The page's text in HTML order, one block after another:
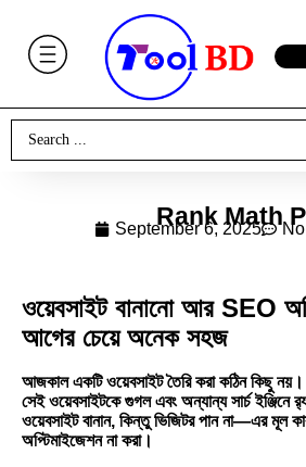
Rank Math
September 6, 2025
ওয়েবসাইট বানানো আর SEO
আগের চেয়ে অনেক সহজ
আজকাল একটি ওয়েবসাইট তৈরি করা কঠিন কিছু
সেই ওয়েবসাইটকে গুগল এবং অন্যান্য সার্চ ইঞ্জিনে
ওয়েবসাইট বানান, কিন্তু ভিজিটর পান না—এর মূল
অপ্টিমাইজেশন না করা।